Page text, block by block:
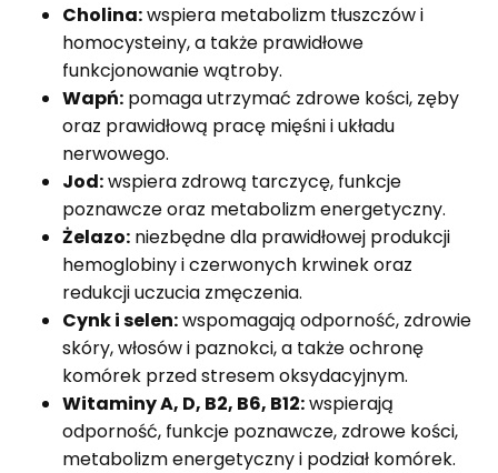
Cholina:wspiera metabolizm tłuszczów i
homocysteiny, a także prawidłowe
funkcjonowanie wątroby.
Wapń: pomaga utrzymać zdrowe kości, zęby
oraz prawidłową pracę mięśni i układu
nerwowego.
Jod:wspiera zdrową tarczycę, funkcje
poznawcze oraz metabolizm energetyczny.
Żelazo: niezbędne dla prawidłowej produkcji
hemoglobiny i czerwonych krwinek oraz
redukcji uczucia zmęczenia.
Cynk i selen:wspomagają odporność, zdrowie
skóry, włosów i paznokci, a także ochronę
komórek przed stresem oksydacyjnym.
Witaminy A, D, B2, B6, B12:wspierają
odporność, funkcje poznawcze, zdrowe kości,
metabolizm energetyczny i podział komórek.